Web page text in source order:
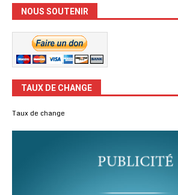
NOUS SOUTENIR
TAUX DE CHANGE
Taux de change